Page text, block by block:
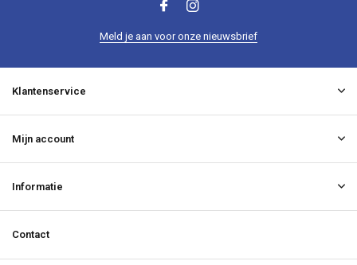
Meld je aan voor onze nieuwsbrief
Klantenservice
Mijn account
Informatie
Contact